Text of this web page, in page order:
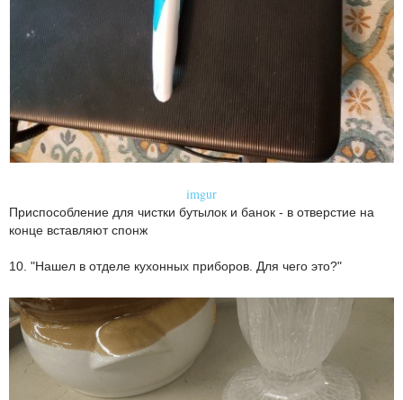
imgur
Приспособление для чистки бутылок и банок - в отверстие на
конце вставляют спонж
10. "Нашел в отделе кухонных приборов. Для чего это?"